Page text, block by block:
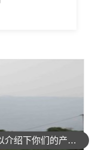
可以介绍下你们的产品么
你们是怎么收费的呢